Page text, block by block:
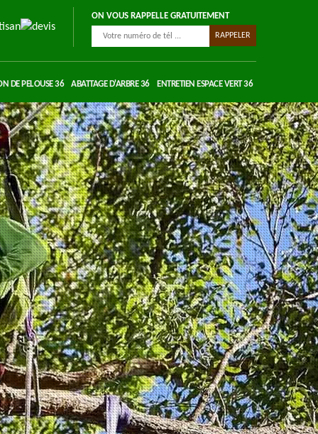
ON VOUS RAPPELLE GRATUITEMENT
DE PELOUSE 36 ABATTAGE D'ARBRE 36 ENTRETIEN ESPACE VERT 36